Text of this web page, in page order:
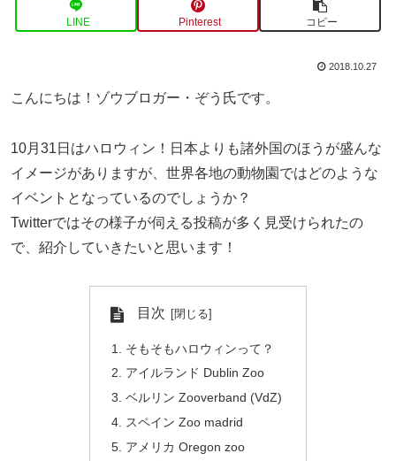
LINE Pinterest コピー
2018.10.27
こんにちは！ゾウブロガー・ぞう氏です。
10月31日はハロウィン！日本よりも諸外国のほうが盛んな
イメージがありますが、世界各地の動物園ではどのような
イベントとなっているのでしょうか？
Twitterではその様子が伺える投稿が多く見受けられたの
で、紹介していきたいと思います！
目次
そもそもハロウィンって？
アイルランド Dublin Zoo
ベルリン Zooverband (VdZ)
スペイン Zoo madrid
アメリカ Oregon zoo